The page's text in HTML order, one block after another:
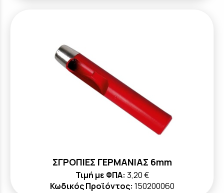
ΣΓΡΟΠΙΕΣ ΓΕΡΜΑΝΙΑΣ 6mm
Τιμή με ΦΠΑ: 3,20 €
Κωδικός Προϊόντος: 150200060